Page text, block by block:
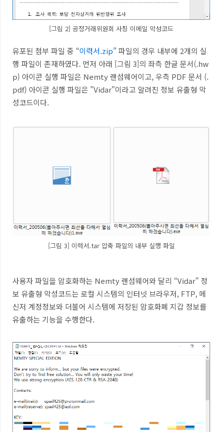
[그림 2] 공정거래위원회 사칭 이메일 악성코드
유포된 첨부 파일 중 “이력서.zip” 파일의 경우 내부에 2개의 실
행 파일이 존재하였다. 먼저 아래 [그림 3]의 좌측 한글 문서(.hw
p) 아이콘 실행 파일은 Nemty 랜섬웨어이고,우측 PDF 문서 (.
pdf) 아이콘 실행 파일은 "Vidar"이라고 알려진 정보 유출형 악
성코드이다.
[그림 3] 이력서.tar 압축 파일의 내부 실행 파일
사용자 파일을 암호화하는 Nemty 랜섬웨어와 달리 “Vidar” 정
보 유출형 악성코드는 로컬 시스템의 인터넷 브라우저, FTP, 메
신저 계정정보와 더불어 시스템에 저장된 암호화폐 지갑 정보를
유출하는 기능을 수행한다.